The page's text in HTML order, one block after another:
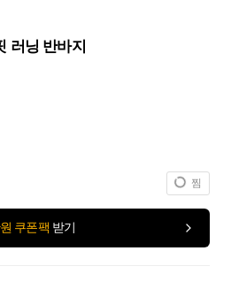
러닝 반바지
찜
쿠폰팩 받기